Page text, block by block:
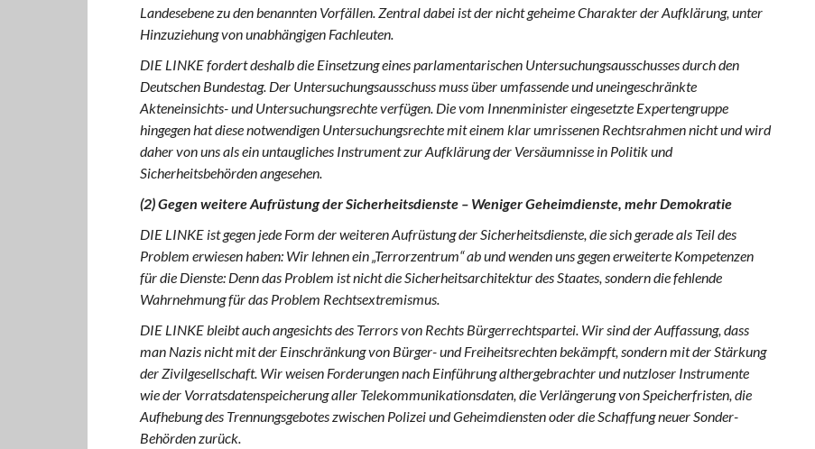
Landesebene zu den benannten Vorfällen. Zentral dabei ist der nicht geheime Charakter der Aufklärung, unter
Hinzuziehung von unabhängigen Fachleuten.
DIE LINKE fordert deshalb die Einsetzung eines parlamentarischen Untersuchungsausschusses durch den
Deutschen Bundestag. Der Untersuchungsausschuss muss über umfassende und uneingeschränkte
Akteneinsichts- und Untersuchungsrechte verfügen. Die vom Innenminister eingesetzte Expertengruppe
hingegen hat diese notwendigen Untersuchungsrechte mit einem klar umrissenen Rechtsrahmen nicht und wird
daher von uns als ein untaugliches Instrument zur Aufklärung der Versäumnisse in Politik und
Sicherheitsbehörden angesehen.
(2) Gegen weitere Aufrüstung der Sicherheitsdienste – Weniger Geheimdienste, mehr Demokratie
DIE LINKE ist gegen jede Form der weiteren Aufrüstung der Sicherheitsdienste, die sich gerade als Teil des
Problem erwiesen haben: Wir lehnen ein „Terrorzentrum“ ab und wenden uns gegen erweiterte Kompetenzen
für die Dienste: Denn das Problem ist nicht die Sicherheitsarchitektur des Staates, sondern die fehlende
Wahrnehmung für das Problem Rechtsextremismus.
DIE LINKE bleibt auch angesichts des Terrors von Rechts Bürgerrechtspartei. Wir sind der Auffassung, dass
man Nazis nicht mit der Einschränkung von Bürger- und Freiheitsrechten bekämpft, sondern mit der Stärkung
der Zivilgesellschaft. Wir weisen Forderungen nach Einführung althergebrachter und nutzloser Instrumente
wie der Vorratsdatenspeicherung aller Telekommunikationsdaten, die Verlängerung von Speicherfristen, die
Aufhebung des Trennungsgebotes zwischen Polizei und Geheimdiensten oder die Schaffung neuer Sonder-
Behörden zurück.